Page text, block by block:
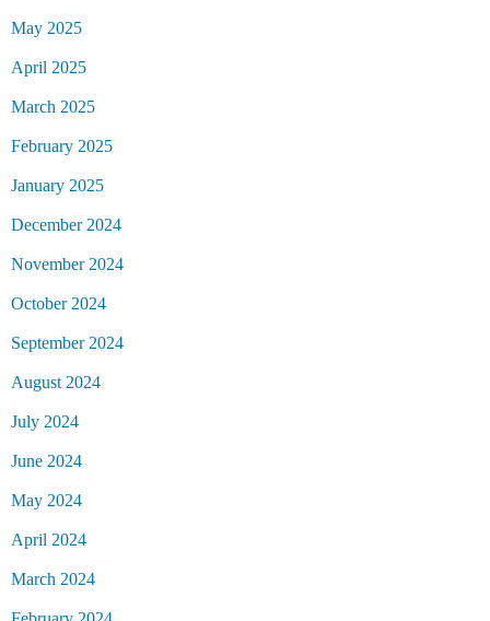
May 2025
April 2025
March 2025
February 2025
January 2025
December 2024
November 2024
October 2024
September 2024
August 2024
July 2024
June 2024
May 2024
April 2024
March 2024